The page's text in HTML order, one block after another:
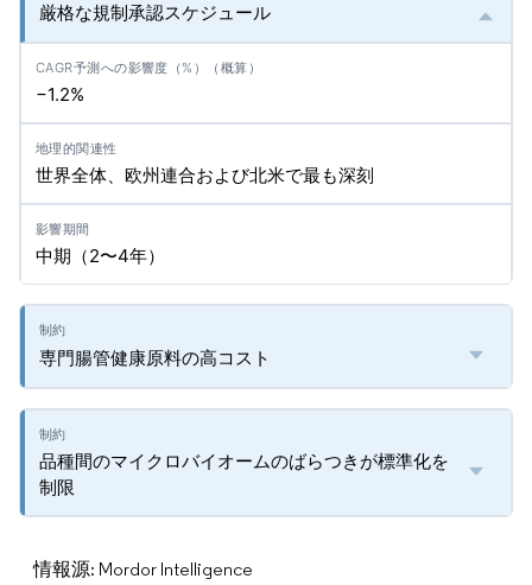
厳格な規制承認スケジュール
−1.2%
世界全体、欧州連合および北米で最も深刻
中期（2〜4年）
専門腸管健康原料の高コスト
品種間のマイクロバイオームのばらつきが標準化を
制限
情報源: Mordor Intelligence